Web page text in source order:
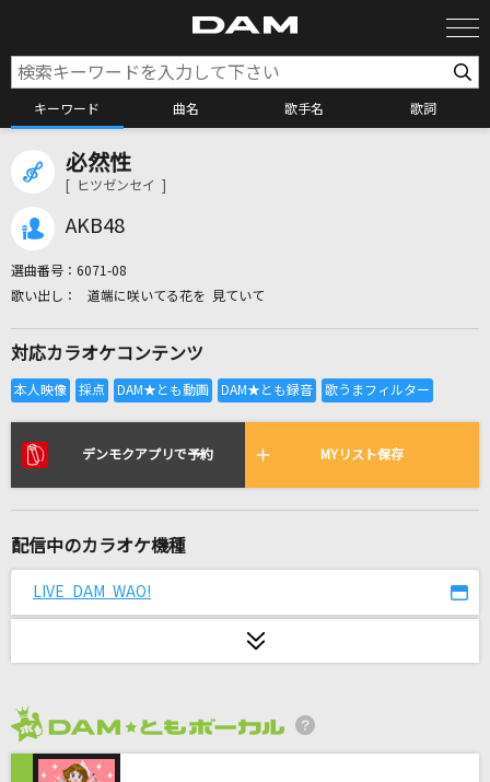
キーワード 曲名 歌手名 歌詞
全国りれき
リアルタイムで歌われている曲の一覧
バーニング・ラヴ (日本版エンドソング)(From
『リロ&スティッチ』/日本語版)
三山ひろし
とても素敵な六月でした
必然性
[ ヒツゼンセイ ]
AKB48
選曲番号： 6071-08
道端に咲いてる花を 見ていて
対応カラオケコンテンツ
デンモクアプリで予約 MYリスト保存
配信中のカラオケ機種
LIVE DAM WAO!